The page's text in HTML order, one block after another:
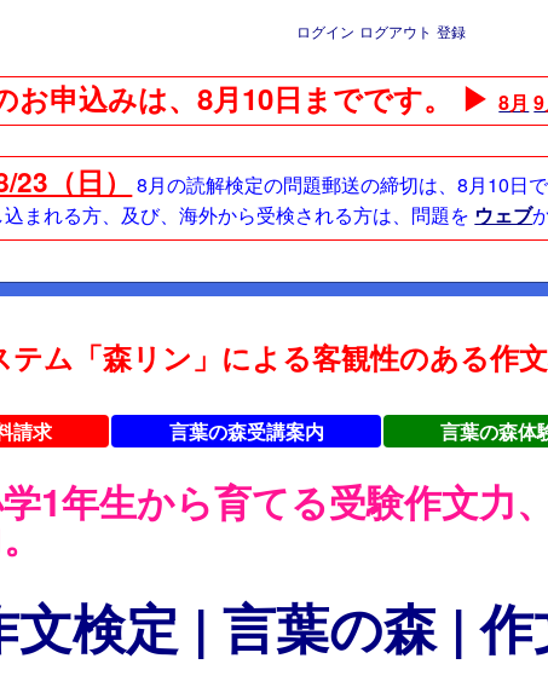
ログイン ログアウト 登録
お申込みは、8月10日までです。 ▶8月
（日）
8月の読解検定の問題郵送の締切は、8月10日で
まれる方、及び、海外から受検される方は、問題を ウェブ
テム「森リン」による客観性のある作
請求 言葉の森受講案内 言葉の森体
1年生から育てる受験作文力
文検定 | 言葉の森 | 作